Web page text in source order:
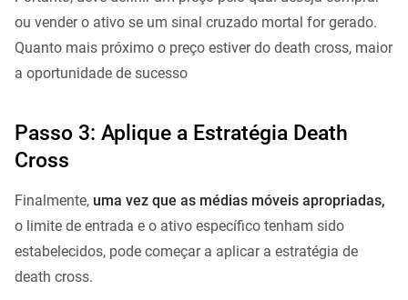
ou vender o ativo se um sinal cruzado mortal for gerado.
Quanto mais próximo o preço estiver do death cross, maior
a oportunidade de sucesso
Passo 3: Aplique a Estratégia Death
Cross
Finalmente, uma vez que as médias móveis apropriadas,
o limite de entrada e o ativo específico tenham sido
estabelecidos, pode começar a aplicar a estratégia de
death cross.